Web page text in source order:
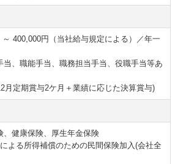
400,000円（当社給与規定による）／年一
当、職能手当、職務担当手当、役職手当等あ
定期賞与2ケ月＋業績に応じた決算賞与)
、健康保険、厚生年金保険
よる所得補償のための民間保険加入(会社全